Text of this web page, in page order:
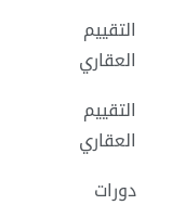
التقييم
العقاري
التقييم
العقاري
دورات